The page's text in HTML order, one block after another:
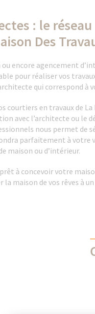
: le réseau
Des
encore agencement
pour réaliser vos
qui correspond à
courtiers en travaux de La
avec l’architecte ou le
nous permet de
parfaitement à votre
maison ou d’intérieur.
à concevoir votre
maison de vos rêves à